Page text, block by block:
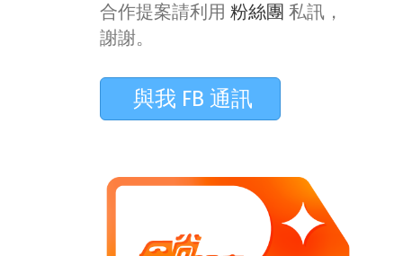
合作提案請利用 粉絲團 私訊，
謝謝。
與我 FB 通訊